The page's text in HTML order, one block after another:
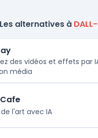
Les alternatives à
des vidéos et effets par
média
l'art avec IA